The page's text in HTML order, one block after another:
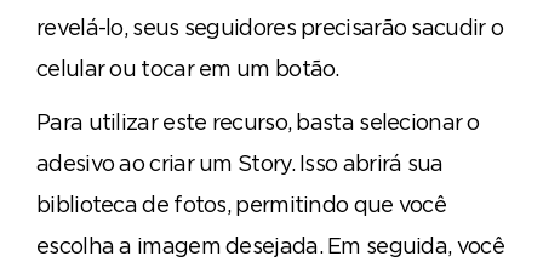
revelá-lo, seus seguidores precisarão sacudir o
celular ou tocar em um botão.
Para utilizar este recurso, basta selecionar o
adesivo ao criar um Story. Isso abrirá sua
biblioteca de fotos, permitindo que você
escolha a imagem desejada. Em seguida, você